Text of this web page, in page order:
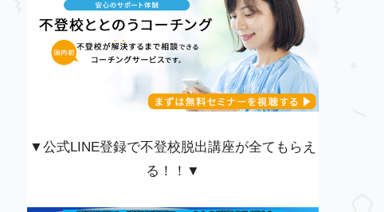
▼公式LINE登録で不登校脱出講座が全てもらえ
る！！▼